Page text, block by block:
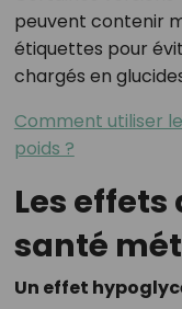
peuvent contenir
étiquettes pour
chargés en
Comment utiliser
poids ?
Les
santé
Un effet